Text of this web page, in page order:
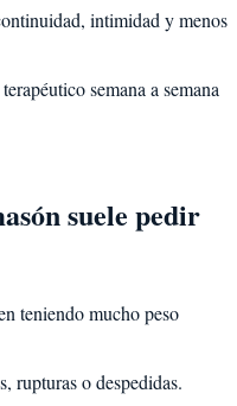
intimidad y menos
semana a semana
suele pedir
teniendo mucho peso
rupturas o despedidas.